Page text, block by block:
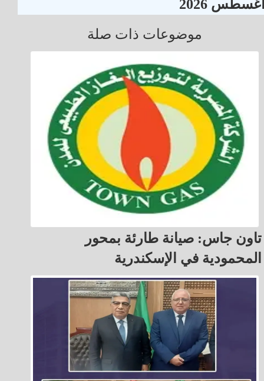
2026
موضوعات ذات صلة
تاون جاس: صيانة طارئة بمحور
المحمودية في الإسكندرية